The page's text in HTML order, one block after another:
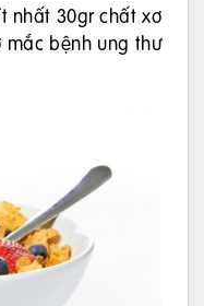
nhất 30gr chất xơ
bệnh ung thư